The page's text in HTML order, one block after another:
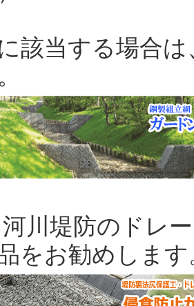
該当する場合
川堤防のドレ
をお勧めします